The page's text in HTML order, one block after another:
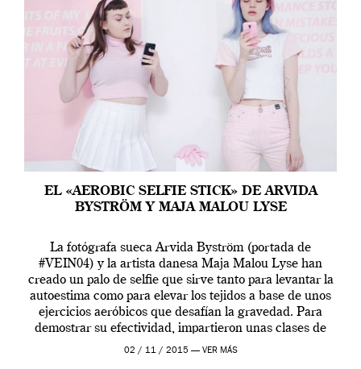
EL «AEROBIC SELFIE STICK» DE ARVIDA
BYSTRÖM Y MAJA MALOU LYSE
La fotógrafa sueca Arvida Byström (portada de
#VEIN04) y la artista danesa Maja Malou Lyse han
creado un palo de selfie que sirve tanto para levantar la
autoestima como para elevar los tejidos a base de unos
ejercicios aeróbicos que desafían la gravedad. Para
demostrar su efectividad, impartieron unas clases de
prueba en el Tate […]
02 / 11 / 2015 — VER MÁS